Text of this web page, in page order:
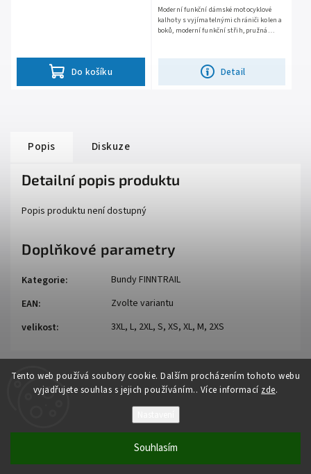
Tento web používá soubory cookie. Dalším procházením tohoto webu
vyjadřujete souhlas s jejich používáním.. Více informací zde.
Souhlasím
Do košíku Detail
Moderní funkční dámské motocyklové
kalhoty s vyjímatelnými chrániči kolen a
boků, moderní funkční střih, pružná
Popis Diskuze
Detailní popis produktu
Popis produktu není dostupný
Doplňkové parametry
Kategorie:
Bundy FINNTRAIL
EAN:
Zvolte variantu
velikost: 3XL, L, 2XL, S, XS, XL, M, 2XS
Auto - moto. Všechna práva vyhrazena.